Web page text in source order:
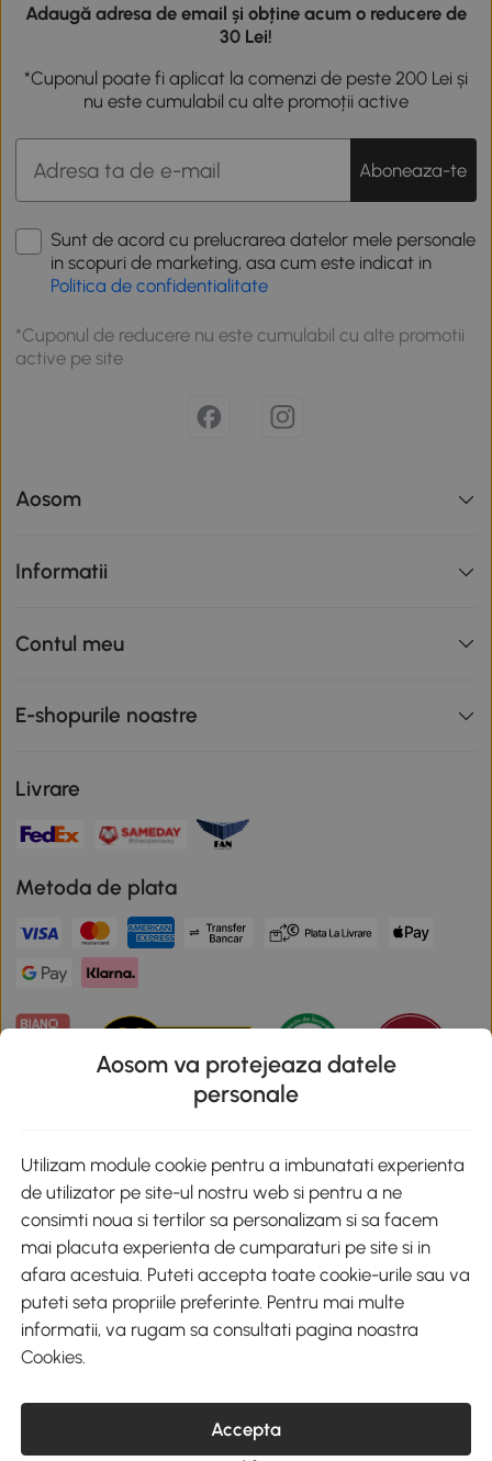
Adaugă adresa de email și obține acum o reducere de
30 Lei!
*Cuponul poate fi aplicat la comenzi de peste 200 Lei și
nu este cumulabil cu alte promoții active
Aboneaza-te
Sunt de acord cu prelucrarea datelor mele personale
in scopuri de marketing, asa cum este indicat in
Politica de confidentialitate
*Cuponul de reducere nu este cumulabil cu alte promotii
active pe site
Aosom
Informatii
Contul meu
E-shopurile noastre
Livrare
Metoda de plata
Descarca aplicatia Aosom
Google Play
+40 312294730 clienti@aosom.ro
Romania, Bucureşti Sectorul 2, Str. Barbu Paris Mumuleanu, Nr. 30-
CUI: 49266464
COD CAEN: 4755
Aosom va protejeaza datele
personale
Utilizam module cookie pentru a imbunatati experienta
de utilizator pe site-ul nostru web si pentru a ne
consimti noua si tertilor sa personalizam si sa facem
mai placuta experienta de cumparaturi pe site si in
afara acestuia. Puteti accepta toate cookie-urile sau va
puteti seta propriile preferinte. Pentru mai multe
informatii, va rugam sa consultati pagina noastra
Cookies.
Accepta